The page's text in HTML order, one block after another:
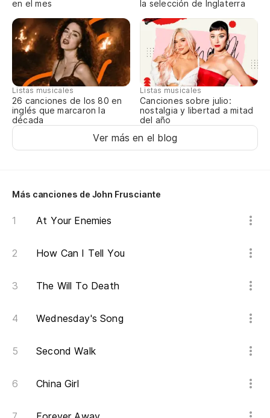
en el mes
la selección de Inglaterra
Listas musicales
26 canciones de los 80 en
inglés que marcaron la
década
Listas musicales
Canciones sobre julio:
nostalgia y libertad a mitad
del año
Ver más en el blog
Más canciones de John Frusciante
At Your Enemies
How Can I Tell You
The Will To Death
Wednesday's Song
Second Walk
China Girl